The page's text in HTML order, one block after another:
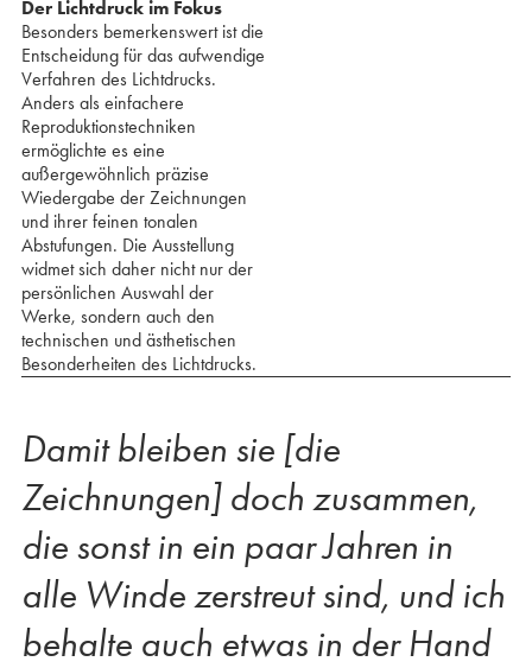
Der Lichtdruck im Fokus
Besonders bemerkenswert ist die
Entscheidung für das aufwendige
Verfahren des Lichtdrucks.
Anders als einfachere
Reproduktionstechniken
ermöglichte es eine
außergewöhnlich präzise
Wiedergabe der Zeichnungen
und ihrer feinen tonalen
Abstufungen. Die Ausstellung
widmet sich daher nicht nur der
persönlichen Auswahl der
Werke, sondern auch den
technischen und ästhetischen
Besonderheiten des Lichtdrucks.
Damit bleiben sie [die
Zeichnungen] doch zusammen,
die sonst in ein paar Jahren in
alle Winde zerstreut sind, und ich
behalte auch etwas in der Hand